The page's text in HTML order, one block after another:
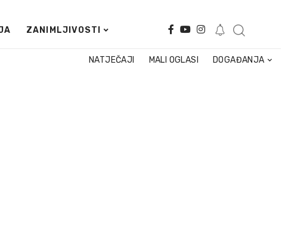
ZANIMLJIVOSTI
NATJEČAJI MALI OGLASI DOGAĐANJA